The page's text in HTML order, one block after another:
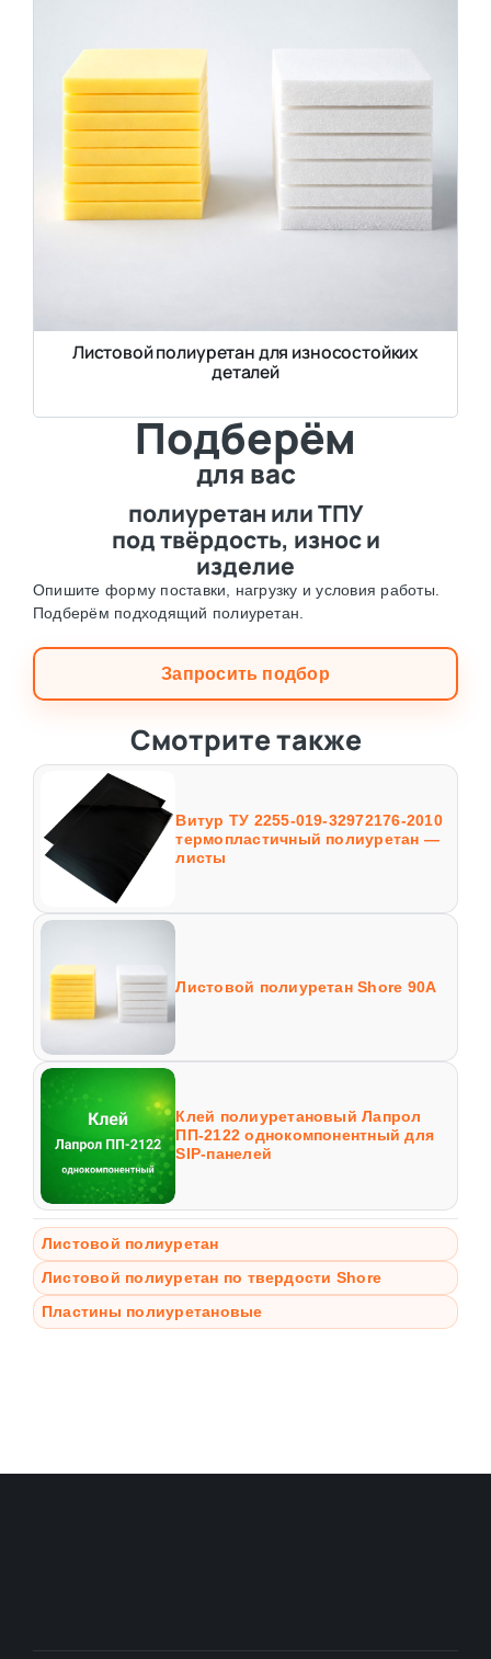
Листовой полиуретан для износостойких
деталей
Подберём
для вас
полиуретан или ТПУ
под твёрдость, износ и
изделие
Опишите форму поставки, нагрузку и условия работы.
Подберём подходящий полиуретан.
Запросить подбор
Смотрите также
Витур ТУ 2255-019-32972176-2010
термопластичный полиуретан —
листы
Листовой полиуретан Shore 90A
Клей полиуретановый Лапрол
ПП-2122 однокомпонентный для
SIP-панелей
Листовой полиуретан
Листовой полиуретан по твердости Shore
Пластины полиуретановые